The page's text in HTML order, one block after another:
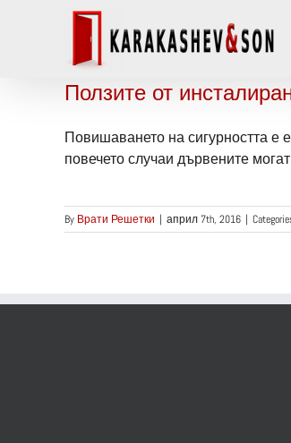
Ползите от
Повишаването на сигурността е
повечето случаи дървените
By Врати Решетки | април 7th, 2016 |